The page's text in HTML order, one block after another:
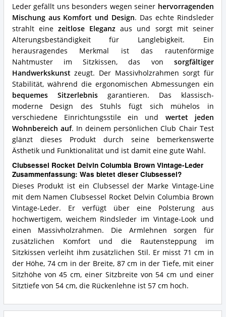
Leder gefällt uns besonders wegen seiner hervorragenden
Mischung aus Komfort und Design. Das echte Rindsleder
strahlt einezeitlose Eleganz aus und sorgt mit seiner
Alterungsbeständigkeit für Langlebigkeit. Ein
herausragendes Merkmal ist das rautenförmige
Nahtmuster im Sitzkissen, das von sorgfältiger
Handwerkskunstzeugt. Der Massivholzrahmen sorgt für
Stabilität, während die ergonomischen Abmessungen ein
bequemes Sitzerlebnisgarantieren. Das klassisch-
moderne Design des Stuhls fügt sich mühelos in
verschiedene Einrichtungsstile ein und wertet jeden
Wohnbereich auf. In deinem persönlichen Club Chair Test
glänzt dieses Produkt durch seine bemerkenswerte
Ästhetik und Funktionalität und ist damit eine gute Wahl.
Clubsessel Rocket Delvin Columbia Brown Vintage-Leder
Zusammenfassung: Was bietet dieser Clubsessel?
Dieses Produkt ist ein Clubsessel der Marke Vintage-Line
mit dem Namen Clubsessel Rocket Delvin Columbia Brown
Vintage-Leder. Er verfügt über eine Polsterung aus
hochwertigem, weichem Rindsleder im Vintage-Look und
einen Massivholzrahmen. Die Armlehnen sorgen für
zusätzlichen Komfort und die Rautensteppung im
Sitzkissen verleiht ihm zusätzlichen Stil. Er misst 71 cm in
der Höhe, 74 cm in der Breite, 87 cm in der Tiefe, mit einer
Sitzhöhe von 45 cm, einer Sitzbreite von 54 cm und einer
Sitztiefe von 54 cm, die Rückenlehne ist 57 cm hoch.
diesen
Clubsessel?